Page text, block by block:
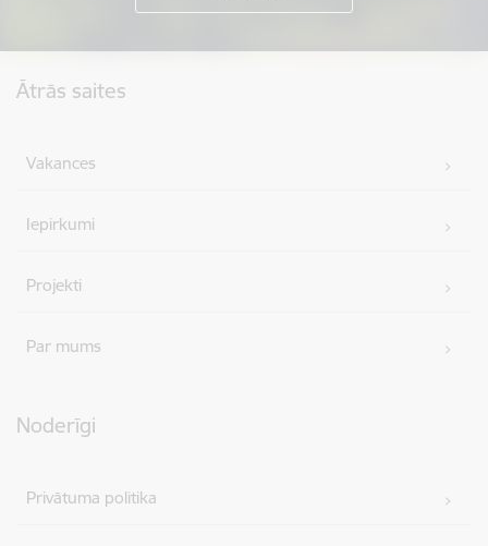
Ātrās saites
Vakances
Iepirkumi
Projekti
Par mums
Noderīgi
Privātuma politika